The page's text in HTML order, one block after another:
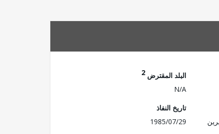
البلد المقترض 2
N/A
تاريخ النفاذ
1985/07/29